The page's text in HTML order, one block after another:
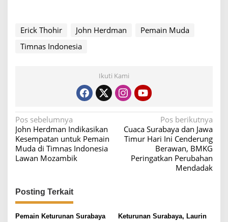
Erick Thohir John Herdman
Pemain Muda
Timnas Indonesia
Ikuti Kami
N
a
v
i
a
s
i
Pos sebelumnya
John Herdman Indikasikan
Kesempatan untuk Pemain
Muda di Timnas Indonesia
Lawan Mozambik
Pos berikutnya
Cuaca Surabaya dan Jawa
Timur Hari Ini Cenderung
Berawan, BMKG
Peringatkan Perubahan
Mendadak
Posting Terkait
Pemain Keturunan Surabaya
Keturunan Surabaya, Laurin